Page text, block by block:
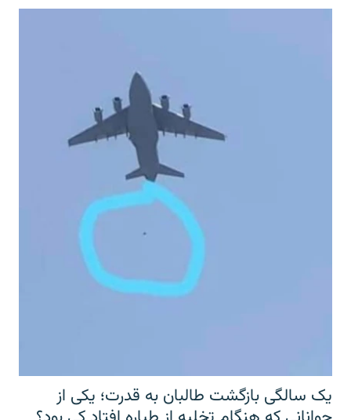
یک سالگی بازگشت طالبان به قدرت؛ یکی از